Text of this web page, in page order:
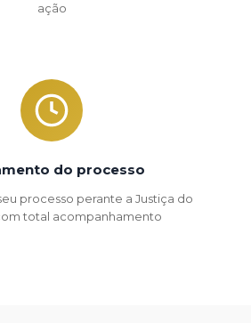
ação
do processo
processo perante a Justiça do
total acompanhamento